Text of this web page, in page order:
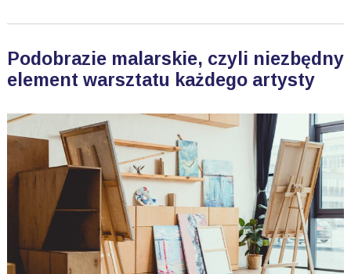
Podobrazie malarskie, czyli niezbędny
element warsztatu każdego artysty